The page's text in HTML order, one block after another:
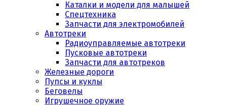
Каталки и модели для малышей
Спецтехника
Запчасти для электромобилей
Автотреки
Радиоуправляемые автотреки
Пусковые автотреки
Запчасти для автотреков
Железные дороги
Пупсы и куклы
Беговелы
Игрушечное оружие